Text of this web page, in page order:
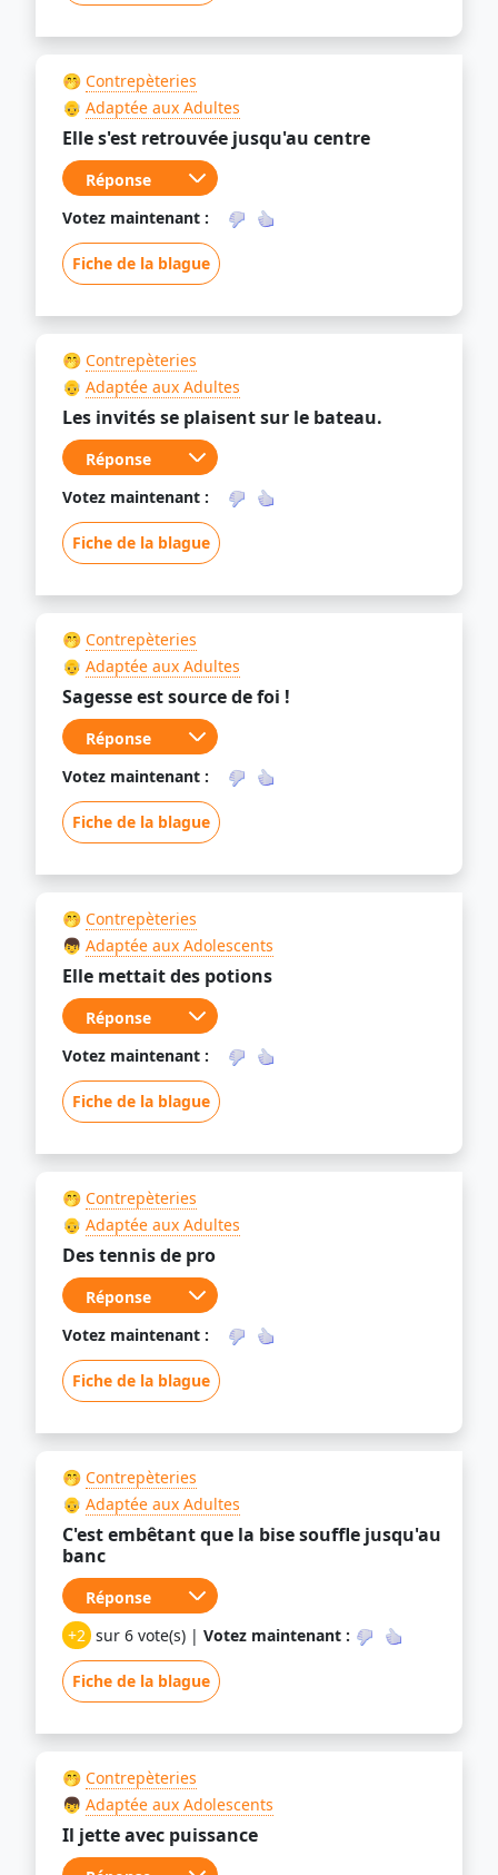
🤭 Contrepèteries
👴 Adaptée aux Adultes
Elle s'est retrouvée jusqu'au centre
Votez maintenant :
Fiche de la blague
🤭 Contrepèteries
👴 Adaptée aux Adultes
Les invités se plaisent sur le bateau.
Votez maintenant :
Fiche de la blague
🤭 Contrepèteries
👴 Adaptée aux Adultes
Sagesse est source de foi !
Votez maintenant :
Fiche de la blague
🤭 Contrepèteries
👦 Adaptée aux Adolescents
Elle mettait des potions
Votez maintenant :
Fiche de la blague
🤭 Contrepèteries
👴 Adaptée aux Adultes
Des tennis de pro
Votez maintenant :
Fiche de la blague
🤭 Contrepèteries
👴 Adaptée aux Adultes
C'est embêtant que la bise souffle jusqu'au
banc
+2 sur 6 vote(s) | Votez maintenant :
Fiche de la blague
🤭 Contrepèteries
👦 Adaptée aux Adolescents
Il jette avec puissance